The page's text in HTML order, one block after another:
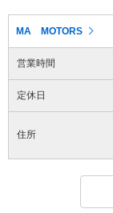
MA MOTORS
営業時間
定休日
住所